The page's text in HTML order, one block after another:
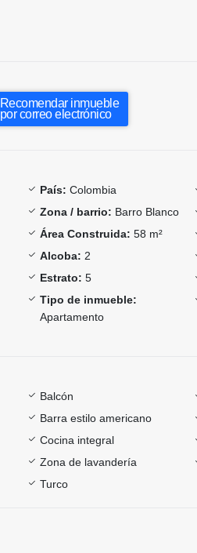
Recomendar inmueble
por correo electrónico
País: Colombia
Zona / barrio: Barro Blanco
Área Construida: 58 m²
Alcoba: 2
Estrato: 5
Tipo de inmueble:
Apartamento
Balcón
Barra estilo americano
Cocina integral
Zona de lavandería
Turco